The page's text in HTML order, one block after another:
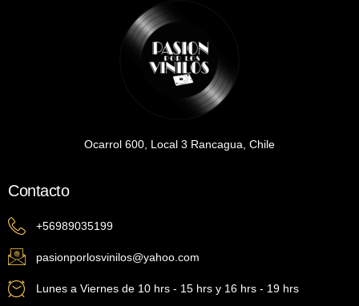
Ocarrol 600, Local 3 Rancagua, Chile
Contacto
+56989035199
pasionporlosvinilos@yahoo.com
Lunes a Viernes de 10 hrs - 15 hrs y 16 hrs - 19 hrs